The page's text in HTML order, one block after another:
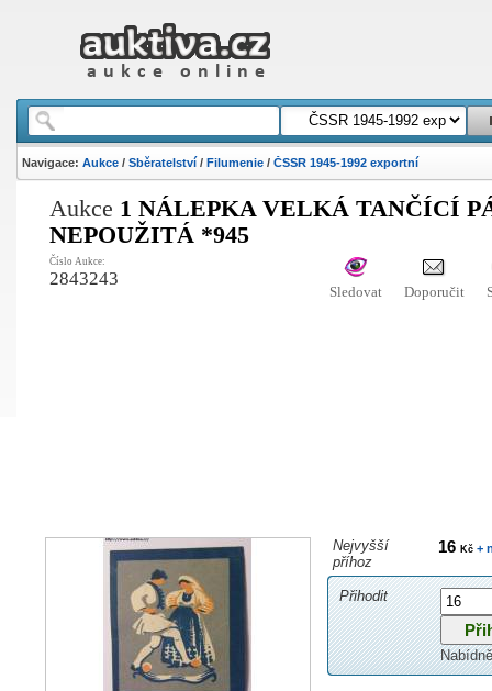
Navigace: Aukce/ Sběratelství/ Filumenie/ ČSSR 1945-1992 exportní
Aukce 1 NÁLEPKA VELKÁ TANČÍCÍ
NEPOUŽITÁ *945
Číslo Aukce:
2843243
Sledovat Doporučit
Nejvyšší
příhoz
16 Kč+
Přihodit